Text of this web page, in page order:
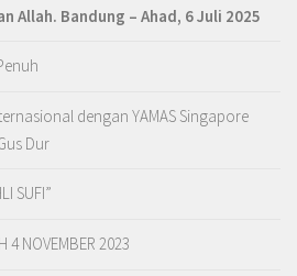
Allah. Bandung – Ahad, 6 Juli 2025
dengan YAMAS Singapore
Dur
SUFI”
4 NOVEMBER 2023